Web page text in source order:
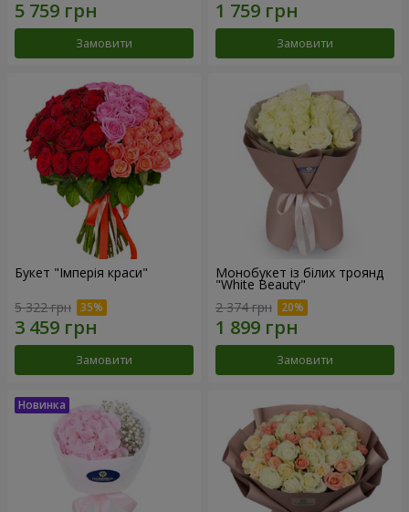
Замовити Замовити
Букет "Імперія краси"
5 322 грн
Замовити
Монобукет із білих троянд
"White Beauty"
2 374 грн
Замовити